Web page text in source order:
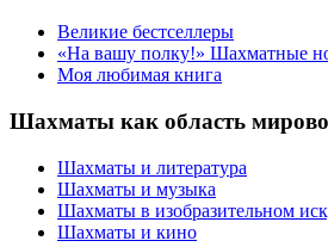
Великие бестселлеры
«На вашу полку!» Шахматные
Моя любимая книга
Шахматы как область
Шахматы и литература
Шахматы и музыка
Шахматы в изобразительном
Шахматы и кино